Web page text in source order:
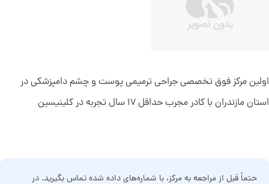
اولین مرکز فوق تخصصی جراحی ترمیمی پوست و چشم دامپزشکی در
استان مازندران با کادر مجرب حداقل ۱۷ سال تجربه در کلینیسین
حتماً قبل از مراجعه به مرکز، با شماره‌های داده شده تماس بگیرید. در